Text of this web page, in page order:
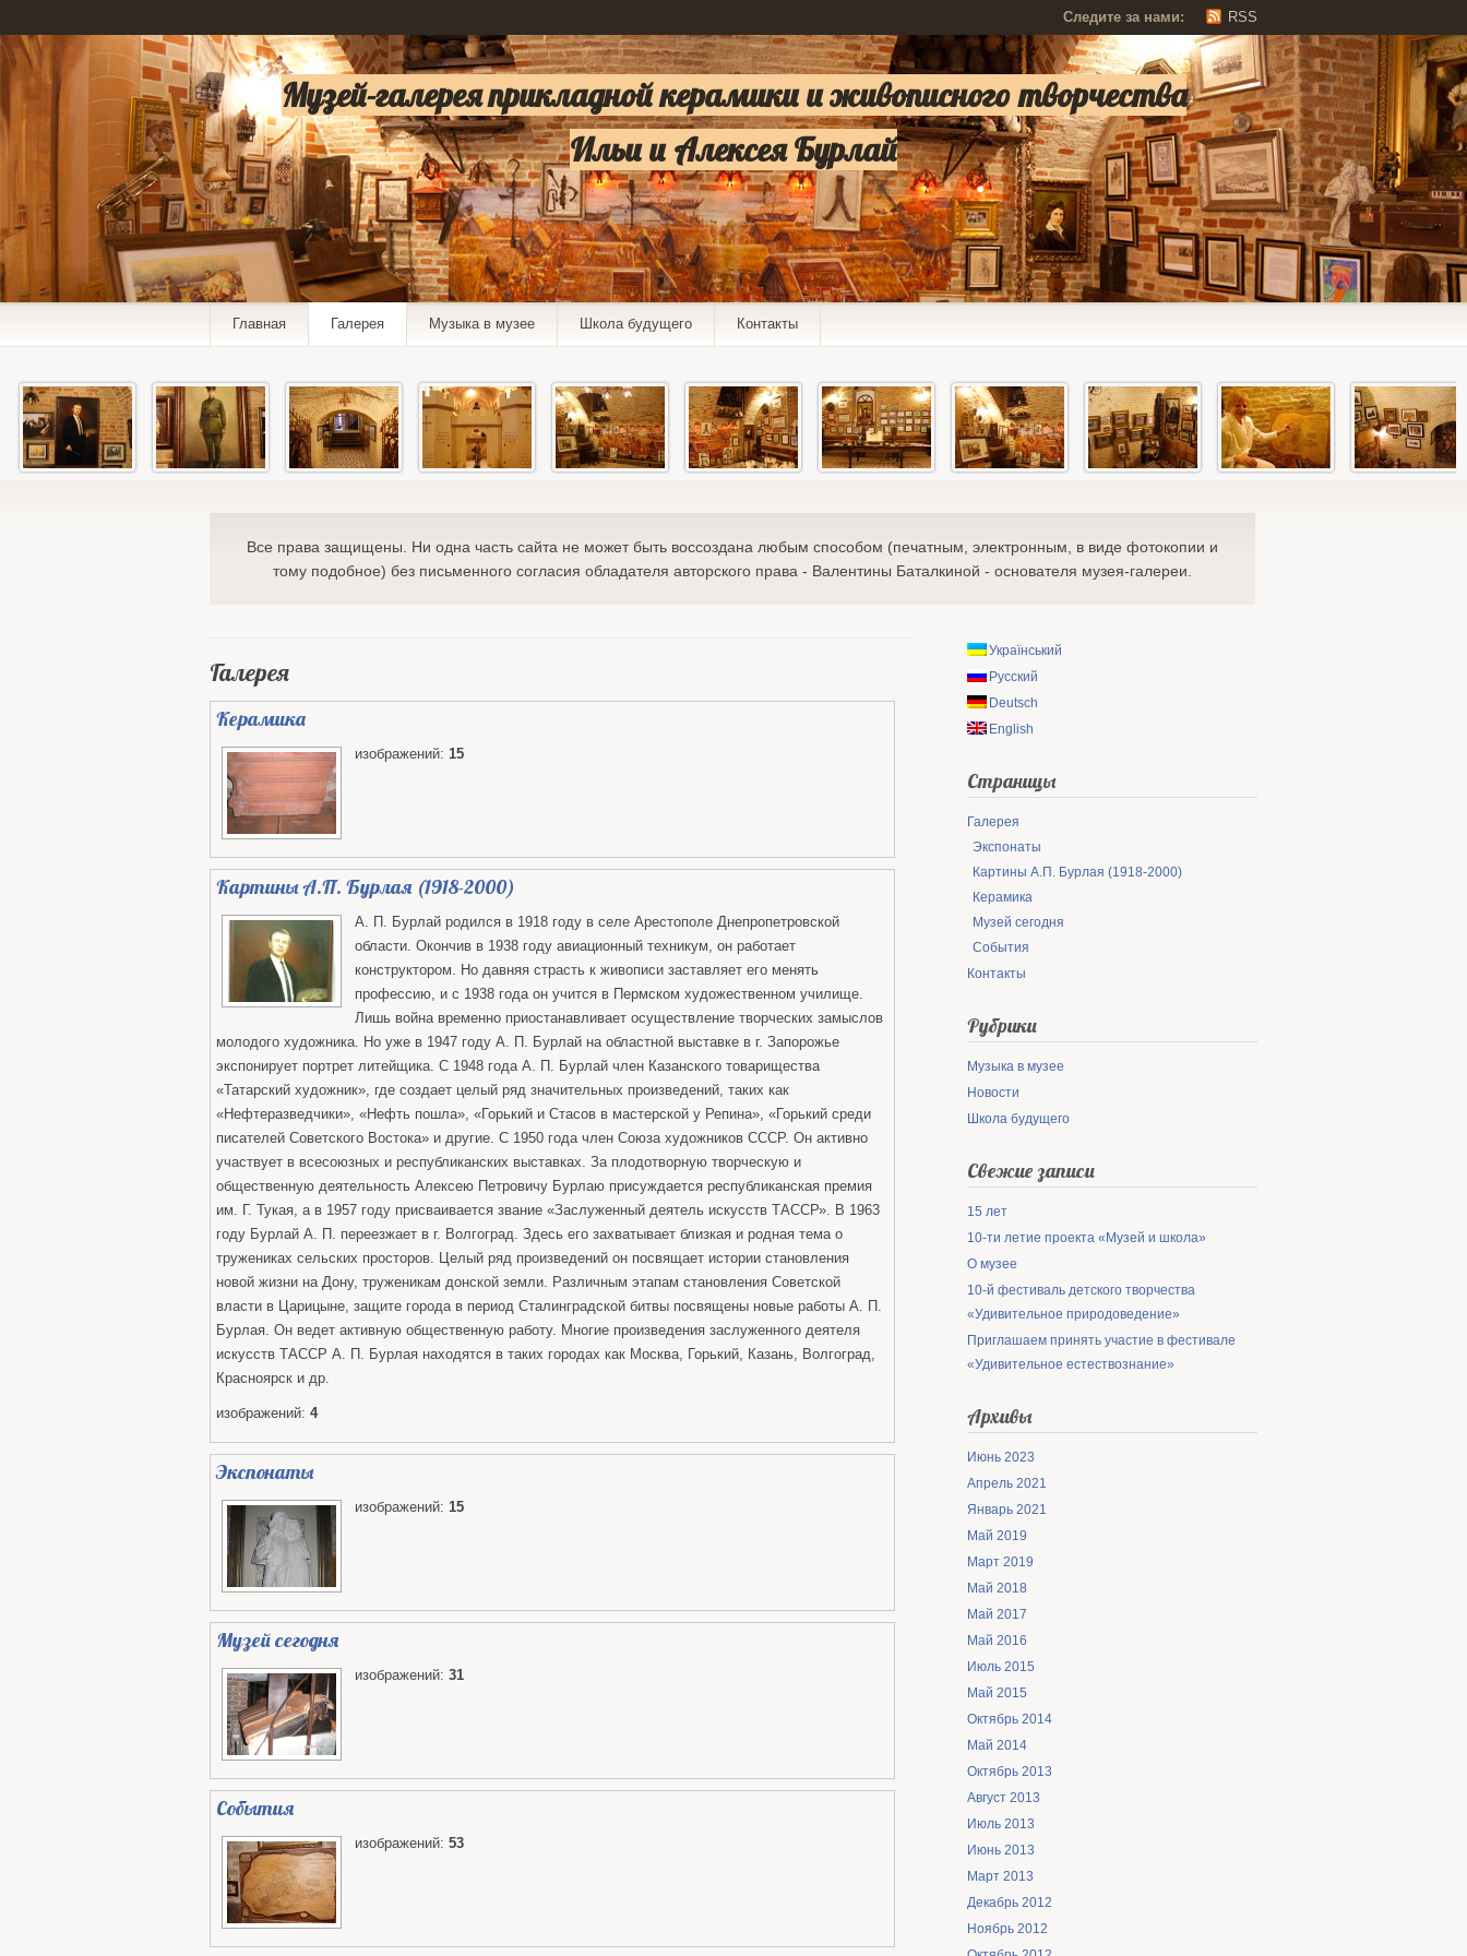
Следите за нами: RSS
Музей-галерея прикладной керамики и живописного творчества
Ильи и Алексея Бурлай
Главная Галерея Музыка в музее Школа будущего Контакты
Все права защищены. Ни одна часть сайта не может быть воссоздана любым способом (печатным, электронным, в виде фотокопии и
тому подобное) без письменного согласия обладателя авторского права - Валентины Баталкиной - основателя музея-галереи.
Галерея
Керамика
изображений: 15
Картины А.П. Бурлая (1918-2000)
А. П. Бурлай родился в 1918 году в селе Арестополе Днепропетровской
области. Окончив в 1938 году авиационный техникум, он работает
конструктором. Но давняя страсть к живописи заставляет его менять
профессию, и с 1938 года он учится в Пермском художественном училище.
Лишь война временно приостанавливает осуществление творческих замыслов
молодого художника. Но уже в 1947 году А. П. Бурлай на областной выставке в г. Запорожье
экспонирует портрет литейщика. С 1948 года А. П. Бурлай член Казанского товарищества
«Татарский художник», где создает целый ряд значительных произведений, таких как
«Нефтеразведчики», «Нефть пошла», «Горький и Стасов в мастерской у Репина», «Горький среди
писателей Советского Востока» и другие. С 1950 года член Союза художников СССР. Он активно
участвует в всесоюзных и республиканских выставках. За плодотворную творческую и
общественную деятельность Алексею Петровичу Бурлаю присуждается республиканская премия
им. Г. Тукая, а в 1957 году присваивается звание «Заслуженный деятель искусств ТАССР». В 1963
году Бурлай А. П. переезжает в г. Волгоград. Здесь его захватывает близкая и родная тема о
тружениках сельских просторов. Целый ряд произведений он посвящает истории становления
новой жизни на Дону, труженикам донской земли. Различным этапам становления Советской
власти в Царицыне, защите города в период Сталинградской битвы посвящены новые работы А. П.
Бурлая. Он ведет активную общественную работу. Многие произведения заслуженного деятеля
искусств ТАССР А. П. Бурлая находятся в таких городах как Москва, Горький, Казань, Волгоград,
Красноярск и др.
изображений: 4
Экспонаты
изображений: 15
Музей сегодня
изображений: 31
События
изображений: 53
Український
Русский
Deutsch
English
Страницы
Галерея
Экспонаты
Картины А.П. Бурлая (1918-2000)
Керамика
Музей сегодня
События
Контакты
Рубрики
Музыка в музее
Новости
Школа будущего
Свежие записи
15 лет
10-ти летие проекта «Музей и школа»
О музее
10-й фестиваль детского творчества
«Удивительное природоведение»
Приглашаем принять участие в фестивале
«Удивительное естествознание»
Архивы
Июнь 2023
Апрель 2021
Январь 2021
Май 2019
Март 2019
Май 2018
Май 2017
Май 2016
Июль 2015
Май 2015
Октябрь 2014
Май 2014
Октябрь 2013
Август 2013
Июль 2013
Июнь 2013
Март 2013
Декабрь 2012
Ноябрь 2012